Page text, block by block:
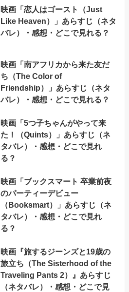
映画「恋人はゴースト（Just
Like Heaven）」あらすじ（ネタ
バレ）・感想・どこで見れる？
映画「南アフリカから来た友だ
ち（The Color of
Friendship）」あらすじ（ネタ
バレ）・感想・どこで見れる？
映画「5つ子ちゃんがやって来
た！（Quints）」あらすじ（ネ
タバレ）・感想・どこで見れ
る？
映画「ブックスマート 卒業前夜
のパーティーデビュー
（Booksmart）」あらすじ（ネ
タバレ）・感想・どこで見れ
る？
映画『旅するジーンズと19歳の
旅立ち（The Sisterhood of the
Traveling Pants 2）』あらすじ
（ネタバレ）・感想・どこで見